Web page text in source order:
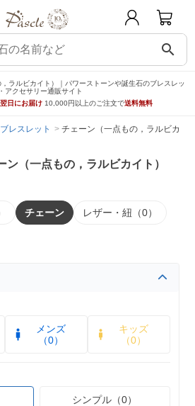
search
ラルビカイト）｜パワーストーンや誕生石のブレスレッ
アクセサリー通販サイト
日にお届け 10,000円以上のご注文で送料無料
ブレスレット チェーン（一点もの，ラルビカイ
ン（一点もの，ラルビカイト）
チェーン レザー・紐（0）
メンズ
（0）
キッズ
（0）
シンプル（0）